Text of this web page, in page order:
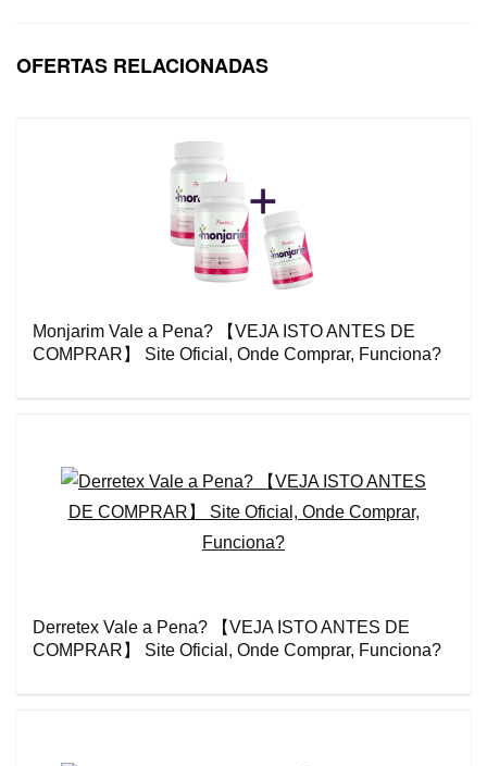
OFERTAS RELACIONADAS
Monjarim Vale a Pena? 【VEJA ISTO ANTES DE
COMPRAR】 Site Oficial, Onde Comprar, Funciona?
Derretex Vale a Pena? 【VEJA ISTO ANTES DE
COMPRAR】 Site Oficial, Onde Comprar, Funciona?